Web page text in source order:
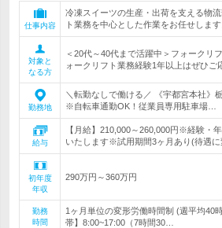
仕事内容
冷凍スイーツの生産・出荷を支える物
ト業務を中心とした作業をお任せします
対象と
なる方
＜20代～40代まで活躍中＞フォークリ
ォークリフト業務経験1年以上はぜひご
勤務地
＼転勤なしで働ける／ 《宇都宮本社》
※自転車通勤OK！従業員専用駐車場…
給与
【月給】210,000～260,000円※経験・
いたします※試用期間3ヶ月あり(待遇に
初年度
年収
290万円～360万円
勤務
時間
1ヶ月単位の変形労働時間制 (週平均40
帯】8:00~17:00（7時間30…